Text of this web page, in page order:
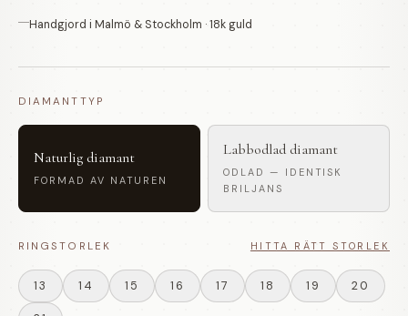
Handgjord i Malmö & Stockholm · 18k guld
DIAMANTTYP
Naturlig diamant
FORMAD AV NATUREN
Labbodlad diamant
ODLAD — IDENTISK
BRILJANS
RINGSTORLEK HITTA RÄTT STORLEK
13 14 15 16 17 18 19 20